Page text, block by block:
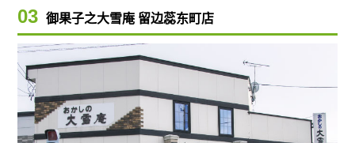
03 御果子之大雪庵 留边蕊东町店